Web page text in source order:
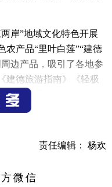
岸”地域文化特色开展
农产品“里叶白莲”“建德
边产品，吸引了各地参
建德旅游指南》《轻极
展现场展出。
推介会等活动，本次博
居之城、文旅共富样
责任编辑： 杨欢
微信